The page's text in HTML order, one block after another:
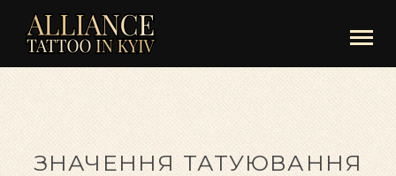
ЗНАЧЕННЯ ТАТУЮВАННЯ